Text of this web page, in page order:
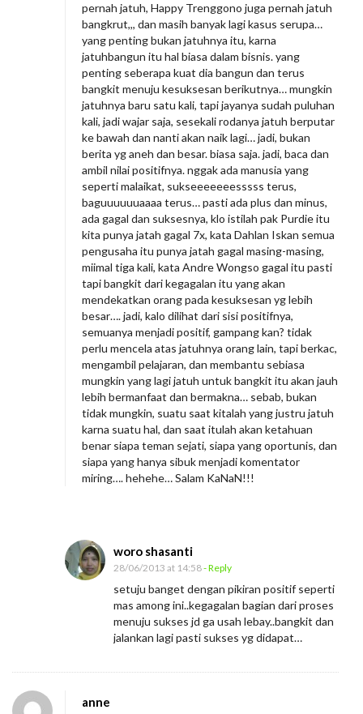
pernah jatuh, Happy Trenggono juga pernah jatuh
bangkrut,,, dan masih banyak lagi kasus serupa…
yang penting bukan jatuhnya itu, karna
jatuhbangun itu hal biasa dalam bisnis. yang
penting seberapa kuat dia bangun dan terus
bangkit menuju kesuksesan berikutnya… mungkin
jatuhnya baru satu kali, tapi jayanya sudah puluhan
kali, jadi wajar saja, sesekali rodanya jatuh berputar
ke bawah dan nanti akan naik lagi… jadi, bukan
berita yg aneh dan besar. biasa saja. jadi, baca dan
ambil nilai positifnya. nggak ada manusia yang
seperti malaikat, sukseeeeeeesssss terus,
baguuuuuuaaaa terus… pasti ada plus dan minus,
ada gagal dan suksesnya, klo istilah pak Purdie itu
kita punya jatah gagal 7x, kata Dahlan Iskan semua
pengusaha itu punya jatah gagal masing-masing,
miimal tiga kali, kata Andre Wongso gagal itu pasti
tapi bangkit dari kegagalan itu yang akan
mendekatkan orang pada kesuksesan yg lebih
besar…. jadi, kalo dilihat dari sisi positifnya,
semuanya menjadi positif, gampang kan? tidak
perlu mencela atas jatuhnya orang lain, tapi berkac,
mengambil pelajaran, dan membantu sebiasa
mungkin yang lagi jatuh untuk bangkit itu akan jauh
lebih bermanfaat dan bermakna… sebab, bukan
tidak mungkin, suatu saat kitalah yang justru jatuh
karna suatu hal, dan saat itulah akan ketahuan
benar siapa teman sejati, siapa yang oportunis, dan
siapa yang hanya sibuk menjadi komentator
miring…. hehehe… Salam KaNaN!!!
woro shasanti
28/06/2013 at 14:58- Reply
setuju banget dengan pikiran positif seperti
mas among ini..kegagalan bagian dari proses
menuju sukses jd ga usah lebay..bangkit dan
jalankan lagi pasti sukses yg didapat…
anne